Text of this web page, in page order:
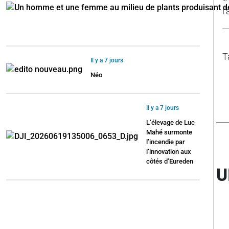
Il y a 7 jours
Néo
Il y a 7 jours
L’élevage de Luc
Mahé surmonte
l’incendie par
l’innovation aux
côtés d’Eureden